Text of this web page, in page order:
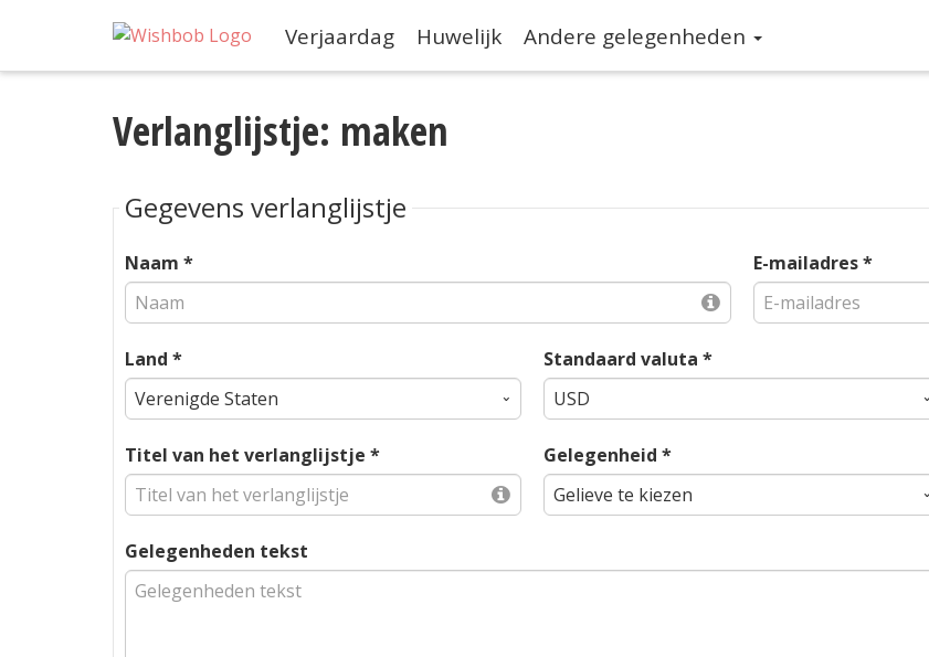
Verjaardag Huwelijk Andere gelegenheden
Verlanglijstje: maken
Gegevens verlanglijstje
Naam * E-mailadres *
Land * Standaard valuta *
Titel van het verlanglijstje * Gelegenheid *
Gelegenheden tekst